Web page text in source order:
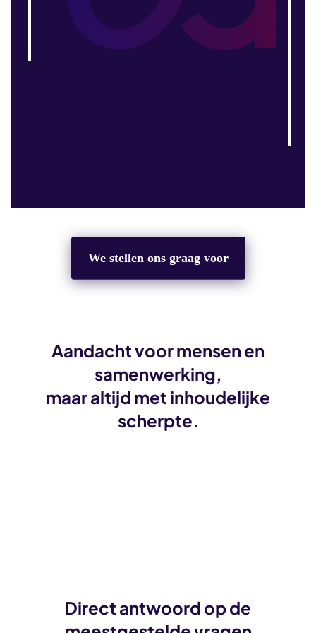
We stellen ons graag voor
Aandacht voor mensen en
samenwerking,
maar altijd met inhoudelijke
scherpte.
Direct antwoord op de